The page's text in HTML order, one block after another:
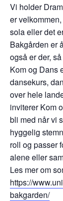
Vi holder
er
sola eller det
Bakgården er
også er der,
Kom og Dans
dansekurs,
over hele
inviterer Kom
bli med når vi
hyggelig
roll og passer
alene eller
Les mer om
https://
bakgarden/